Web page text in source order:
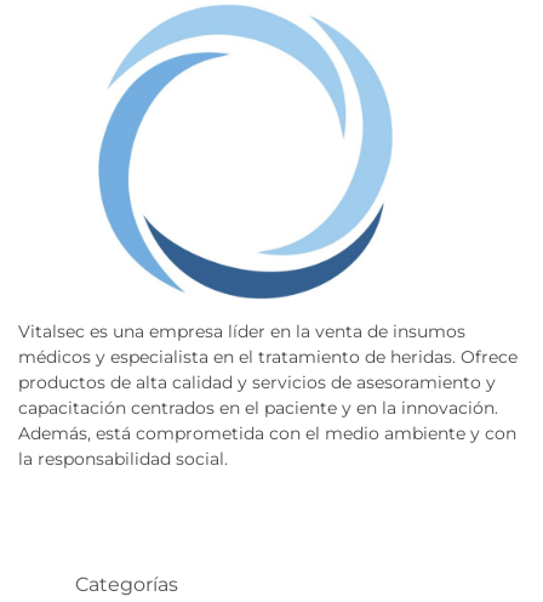
Vitalsec es una empresa líder en la venta de insumos
médicos y especialista en el tratamiento de heridas. Ofrece
productos de alta calidad y servicios de asesoramiento y
capacitación centrados en el paciente y en la innovación.
Además, está comprometida con el medio ambiente y con
la responsabilidad social.
Categorías